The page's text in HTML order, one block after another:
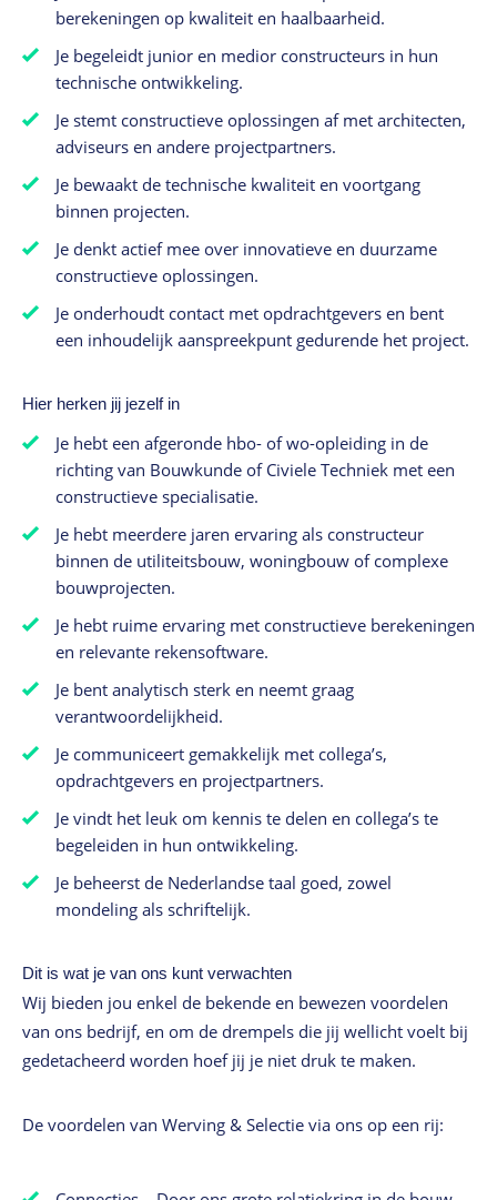
berekeningen op kwaliteit en haalbaarheid.
Je begeleidt junior en medior constructeurs in hun
technische ontwikkeling.
Je stemt constructieve oplossingen af met architecten,
adviseurs en andere projectpartners.
Je bewaakt de technische kwaliteit en voortgang
binnen projecten.
Je denkt actief mee over innovatieve en duurzame
constructieve oplossingen.
Je onderhoudt contact met opdrachtgevers en bent
een inhoudelijk aanspreekpunt gedurende het project.
Hier herken jij jezelf in
Je hebt een afgeronde hbo- of wo-opleiding in de
richting van Bouwkunde of Civiele Techniek met een
constructieve specialisatie.
Je hebt meerdere jaren ervaring als constructeur
binnen de utiliteitsbouw, woningbouw of complexe
bouwprojecten.
Je hebt ruime ervaring met constructieve berekeningen
en relevante rekensoftware.
Je bent analytisch sterk en neemt graag
verantwoordelijkheid.
Je communiceert gemakkelijk met collega’s,
opdrachtgevers en projectpartners.
Je vindt het leuk om kennis te delen en collega’s te
begeleiden in hun ontwikkeling.
Je beheerst de Nederlandse taal goed, zowel
mondeling als schriftelijk.
Dit is wat je van ons kunt verwachten
Wij bieden jou enkel de bekende en bewezen voordelen
van ons bedrijf, en om de drempels die jij wellicht voelt bij
gedetacheerd worden hoef jij je niet druk te maken.
De voordelen van Werving & Selectie via ons op een rij: